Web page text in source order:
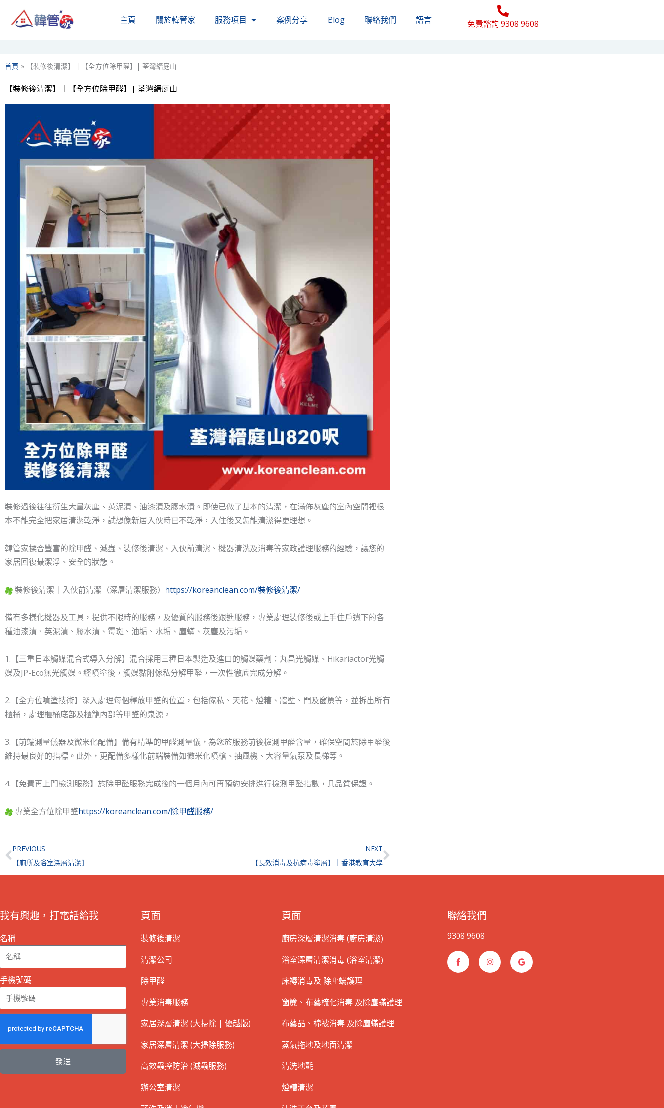
主頁 關於韓管家​ 服務項目 案例分享 Blog 聯絡我們 語言 免費諮詢 9308 9608
首頁 » 【裝修後清潔】｜【全方位除甲醛】| 荃灣縉庭山
【裝修後清潔】｜【全方位除甲醛】| 荃灣縉庭山
裝修過後往往衍生大量灰塵、英泥漬、油漆漬及膠水漬。即使已做了基本的清潔，在滿佈灰塵的室內空間裡根
本不能完全把家居清潔乾淨，試想像新居入伙時已不乾淨，入住後又怎能清潔得更理想。
韓管家揉合豐富的除甲醛、滅蟲、裝修後清潔、入伙前清潔、機器清洗及消毒等家政護理服務的經驗，讓您的
家居回復最潔淨、安全的狀態。
裝修後清潔｜入伙前清潔（深層清潔服務） https://koreanclean.com/裝修後清潔/
備有多樣化機器及工具，提供不限時的服務，及優質的服務後跟進服務，專業處理裝修後或上手住戶遺下的各
種油漆漬、英泥漬、膠水漬、霉斑、油垢、水垢、塵蟎、灰塵及污垢。
1.【三重日本觸媒混合式導入分解】混合採用三種日本製造及進口的觸媒藥劑：丸昌光觸媒、Hikariactor光觸
媒及JP-Eco無光觸媒。經噴塗後，觸媒黏附傢私分解甲醛，一次性徹底完成分解。
2.【全方位噴塗技術】深入處理每個釋放甲醛的位置，包括傢私、天花、燈糟、牆壁、門及窗簾等，並拆出所有
櫃桶，處理櫃桶底部及櫃籠內部等甲醛的泉源。
3.【前端測量儀器及微米化配備】備有精準的甲醛測量儀，為您於服務前後檢測甲醛含量，確保空間於除甲醛後
維持最良好的指標。此外，更配備多樣化前端裝備如微米化噴槍、抽風機、大容量氣泵及長梯等。
4.【免費再上門檢測服務】於除甲醛服務完成後的一個月內可再預約安排進行檢測甲醛指數，具品質保證。
專業全方位除甲醛https://koreanclean.com/除甲醛服務/
Prev
PREVIOUS
【廁所及浴室深層清潔】
NEXT
【長效消毒及抗病毒塗層】｜香港教育大學
Next
我有興趣，打電話給我
名稱
手機號碼
發送
頁面
裝修後清潔
清潔公司
除甲醛
專業消毒服務
家居深層清潔 (大掃除 | 優越版)
家居深層清潔 (大掃除服務)
高效蟲控防治 (滅蟲服務)
辦公室清潔
頁面
廚房深層清潔消毒 (廚房清潔)
浴室深層清潔消毒 (浴室清潔)
床褥消毒及 除塵蟎護理
窗簾、布藝梳化消毒 及除塵蟎護理
布藝品、棉被消毒 及除塵蟎護理
蒸氣拖地及地面清潔
清洗地氈
燈糟清潔
聯絡我們
9308 9608
F
a
c
e
I
n
t
G
o
o
g